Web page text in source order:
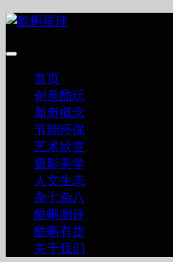
跳
内
首页
创意酷玩
新奇概念
节能环保
艺术欣赏
摄影美学
人文生态
杂七杂八
酷蝌测评
酷蝌有货
关于我们